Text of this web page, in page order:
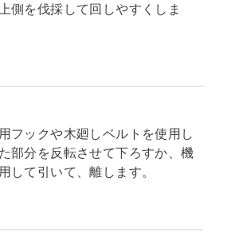
側を伐採して回しやすくしま
フックや木廻しベルトを使用し
部分を反転させて下ろすか、機
して引いて、離します。